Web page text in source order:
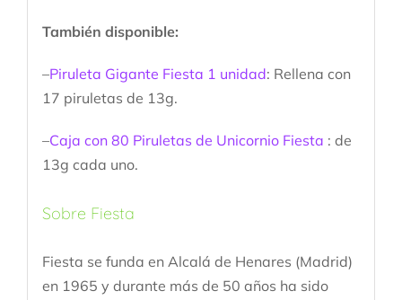
También disponible:
–Piruleta Gigante Fiesta 1 unidad: Rellena con
17 piruletas de 13g.
–Caja con 80 Piruletas de Unicornio Fiesta : de
13g cada uno.
Sobre Fiesta
Fiesta se funda en Alcalá de Henares (Madrid)
en 1965 y durante más de 50 años ha sido